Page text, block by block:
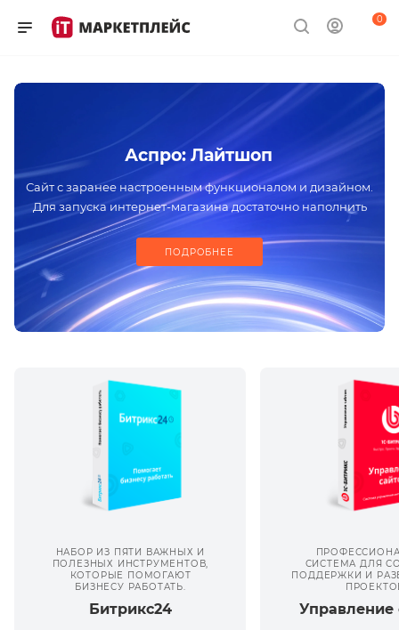
0
Аспро: Лайтшоп
Сайт с заранее настроенным функционалом и дизайном.
Для запуска интернет-магазина достаточно наполнить
проект контентом
ПОДРОБНЕЕ
НАБОР ИЗ ПЯТИ ВАЖНЫХ И
ПОЛЕЗНЫХ ИНСТРУМЕНТОВ,
КОТОРЫЕ ПОМОГАЮТ
БИЗНЕСУ РАБОТАТЬ.
Битрикс24
СИСТЕМА ДЛЯ
ПОДДЕРЖКИ И
Управление